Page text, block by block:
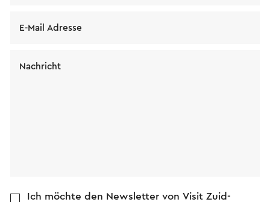
E-Mail Adresse
Nachricht
Ich möchte den Newsletter von Visit Zuid-